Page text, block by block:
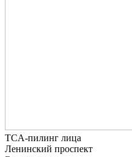
TCA-пилинг лица
Ленинский проспект